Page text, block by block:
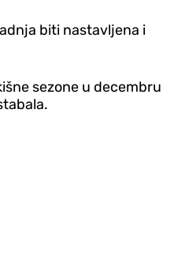
biti nastavljena i
sezone u decembru